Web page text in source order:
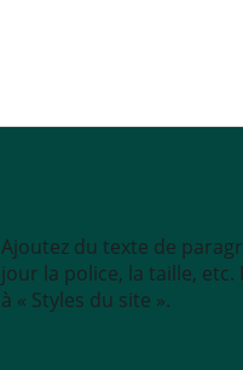
Ajoutez du texte de
jour la police, la taille,
à « Styles du site ».